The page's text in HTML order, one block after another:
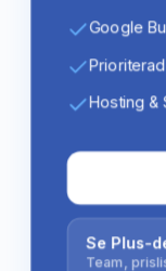
Google
Hosting &
Se Plus-
Team,